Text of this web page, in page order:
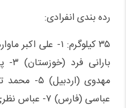
رده بندی انفرادی:
مهدوی